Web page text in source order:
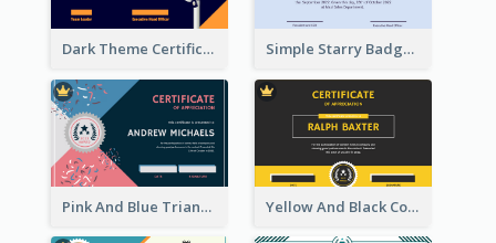
Dark Theme Certificate Design For Singing Contest Simple Starry Badge Modern Certificate Design
Pink And Blue Triangles Confetti Celebration Certificate Yellow And Black Contrast Simple Certificate